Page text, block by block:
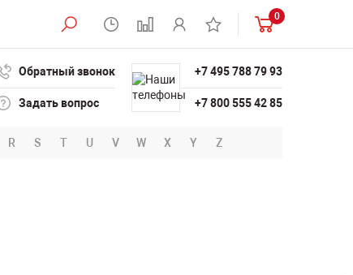
0
Обратный звонок
Задать вопрос
+7 495 788 79 93
+7 800 555 42 85
R S T U V W X Y Z